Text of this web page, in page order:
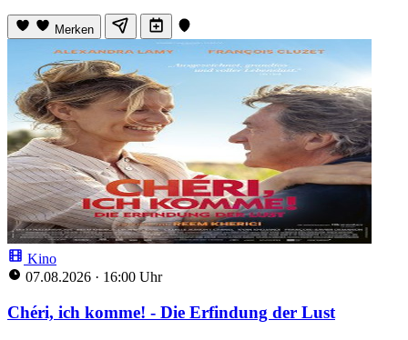
Merken
Kino
07.08.2026 · 16:00 Uhr
Chéri, ich komme! - Die Erfindung der Lust